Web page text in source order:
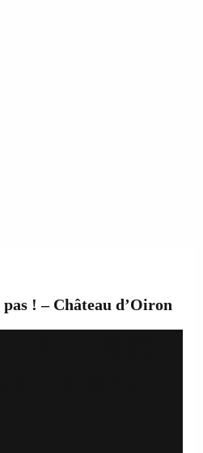
! – Château d’Oiron